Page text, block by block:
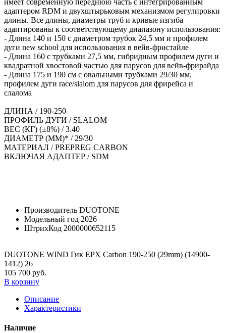
адаптером RDM и двухштырьковым механизмом регулировки
длины. Все длины, диаметры труб и кривые изгиба
адаптированы к соответствующему диапазону использования:
- Длина 140 и 150 с диаметром трубок 24,5 мм и профилем
дуги new school для использования в вейв-фристайле
- Длина 160 с трубками 27,5 мм, гибридным профилем дуги и
квадратной хвостовой частью для парусов для вейв-фрирайда
- Длина 175 и 190 см с овальными трубками 29/30 мм,
профилем дуги race/slalom для парусов для фрирейса и
слалома
ДЛИНА / 190-250
ПРОФИЛЬ ДУГИ / SLALOM
ВЕС (КГ) (±8%) / 3.40
ДИАМЕТР (ММ)* / 29/30
МАТЕРИАЛ / PREPREG CARBON
ВКЛЮЧАЯ АДАПТЕР / SDM
Производитель DUOTONE
Модельный год 2026
ШтрихКод 2000000652115
DUOTONE WIND Гик EPX Carbon 190-250 (29mm) (14900-
1412) 26
105 700 руб.
В корзину
Описание
Характеристики
Наличие